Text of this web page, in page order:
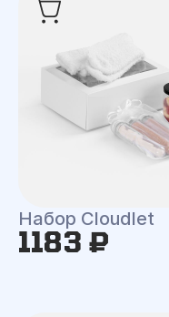
Набор Cloudlet
1183 ₽